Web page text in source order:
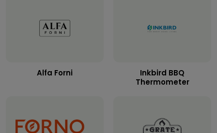
Alfa Forni
Inkbird BBQ
Thermometer